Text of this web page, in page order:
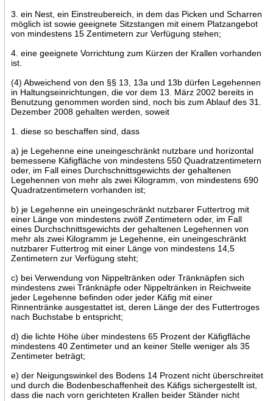
3. ein Nest, ein Einstreubereich, in dem das Picken und Scharren
möglich ist sowie geeignete Sitzstangen mit einem Platzangebot
von mindestens 15 Zentimetern zur Verfügung stehen;
4. eine geeignete Vorrichtung zum Kürzen der Krallen vorhanden
ist.
(4) Abweichend von den §§ 13, 13a und 13b dürfen Legehennen
in Haltungseinrichtungen, die vor dem 13. März 2002 bereits in
Benutzung genommen worden sind, noch bis zum Ablauf des 31.
Dezember 2008 gehalten werden, soweit
1. diese so beschaffen sind, dass
a) je Legehenne eine uneingeschränkt nutzbare und horizontal
bemessene Käfigfläche von mindestens 550 Quadratzentimetern
oder, im Fall eines Durchschnittsgewichts der gehaltenen
Legehennen von mehr als zwei Kilogramm, von mindestens 690
Quadratzentimetern vorhanden ist;
b) je Legehenne ein uneingeschränkt nutzbarer Futtertrog mit
einer Länge von mindestens zwölf Zentimetern oder, im Fall
eines Durchschnittsgewichts der gehaltenen Legehennen von
mehr als zwei Kilogramm je Legehenne, ein uneingeschränkt
nutzbarer Futtertrog mit einer Länge von mindestens 14,5
Zentimetern zur Verfügung steht;
c) bei Verwendung von Nippeltränken oder Tränknäpfen sich
mindestens zwei Tränknäpfe oder Nippeltränken in Reichweite
jeder Legehenne befinden oder jeder Käfig mit einer
Rinnentränke ausgestattet ist, deren Länge der des Futtertroges
nach Buchstabe b entspricht;
d) die lichte Höhe über mindestens 65 Prozent der Käfigfläche
mindestens 40 Zentimeter und an keiner Stelle weniger als 35
Zentimeter beträgt;
e) der Neigungswinkel des Bodens 14 Prozent nicht überschreitet
und durch die Bodenbeschaffenheit des Käfigs sichergestellt ist,
dass die nach vorn gerichteten Krallen beider Ständer nicht